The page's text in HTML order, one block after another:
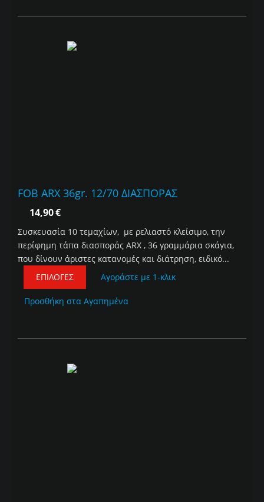
FOB ARX 36gr. 12/70 ΔΙΑΣΠΟΡΑΣ
14,90€
Συσκευασία 10 τεμαχίων, με ρελιαστό κλείσιμο, την
περίφημη τάπα διασποράς ARX , 36 γραμμάρια σκάγια,
που δίνουν άριστες κατανομές και διάτρηση, ειδικό...
ΕΠΙΛΟΓΈΣ
Αγοράστε με 1-κλικ
Προσθήκη στα Αγαπημένα